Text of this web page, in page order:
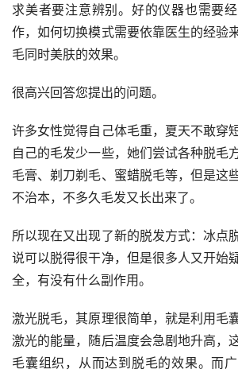
求美者要注意辨别。好的仪器也需要
作，如何切换模式需要依靠医生的经验
毛同时美肤的效果。
很高兴回答您提出的问题。
许多女性觉得自己体毛重，夏天不敢穿
自己的毛发少一些，她们尝试各种脱毛
毛膏、剃刀剃毛、蜜蜡脱毛等，但是这
不治本，不多久毛发又长出来了。
所以现在又出现了新的脱发方式：冰点
说可以脱得很干净，但是很多人又开始
全，有没有什么副作用。
激光脱毛，其原理很简单，就是利用毛
激光的能量，随后温度会急剧地升高，
毛囊组织，从而达到脱毛的效果。而